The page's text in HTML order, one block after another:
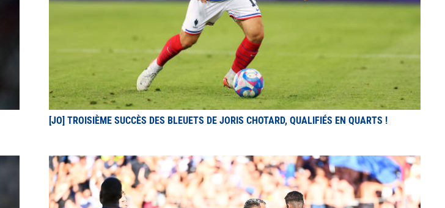
[JO] TROISIÈME SUCCÈS DES BLEUETS DE JORIS CHOTARD, QUALIFIÉS EN QUARTS !